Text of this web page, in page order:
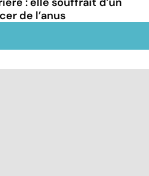
de l’anus